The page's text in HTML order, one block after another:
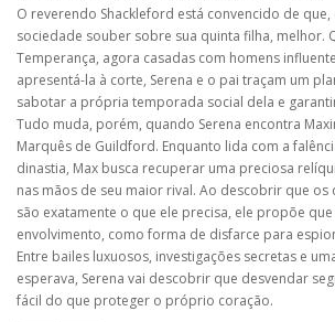
O reverendo Shackleford está convencido de
sociedade souber sobre sua quinta filha, melhor.
Temperança, agora casadas com homens
apresentá-la à corte, Serena e o pai traçam um
sabotar a própria temporada social dela e
Tudo muda, porém, quando Serena encontra
Marquês de Guildford. Enquanto lida com a
dinastia, Max busca recuperar uma preciosa
nas mãos de seu maior rival. Ao descobrir que os
são exatamente o que ele precisa, ele propõe
envolvimento, como forma de disfarce para
Entre bailes luxuosos, investigações secretas e
esperava, Serena vai descobrir que desvendar
fácil do que proteger o próprio coração.